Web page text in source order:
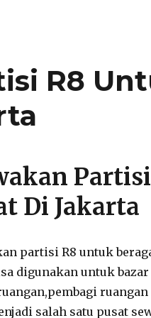
R8
Di Jakarta
partisi R8 untuk
digunakan untuk
salah satu pusat